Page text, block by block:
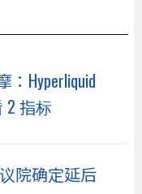
：Hyperliquid
2 指标
院确定延后